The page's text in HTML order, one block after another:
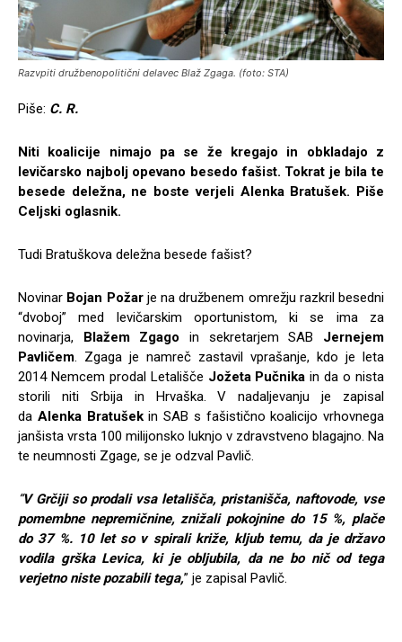
Razvpiti družbenopolitični delavec Blaž Zgaga. (foto: STA)
Piše: C. R.
Niti koalicije nimajo pa se že kregajo in obkladajo z
levičarsko najbolj opevano besedo fašist. Tokrat je bila te
besede deležna, ne boste verjeli Alenka Bratušek. Piše
Celjski oglasnik.
Tudi Bratuškova deležna besede fašist?
Novinar Bojan Požarje na družbenem omrežju razkril besedni
“dvoboj” med levičarskim oportunistom, ki se ima za
novinarja, Blažem Zgago in sekretarjem SAB Jernejem
Pavličem. Zgaga je namreč zastavil vprašanje, kdo je leta
2014 Nemcem prodal Letališče Jožeta Pučnika in da o nista
storili niti Srbija in Hrvaška. V nadaljevanju je zapisal
da Alenka Bratušekin SAB s fašistično koalicijo vrhovnega
janšista vrsta 100 milijonsko luknjo v zdravstveno blagajno. Na
te neumnosti Zgage, se je odzval Pavlič.
“V Grčiji so prodali vsa letališča, pristanišča, naftovode, vse
pomembne nepremičnine, znižali pokojnine do 15 %, plače
do 37 %. 10 let so v spirali križe, kljub temu, da je državo
vodila grška Levica, ki je obljubila, da ne bo nič od tega
verjetno niste pozabili tega,” je zapisal Pavlič.